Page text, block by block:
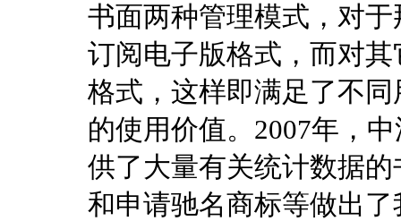
书面两种管理模式，对
订阅电子版格式，而对
格式，这样即满足了不
的使用价值。2007年，
供了大量有关统计数据
和申请驰名商标等做出